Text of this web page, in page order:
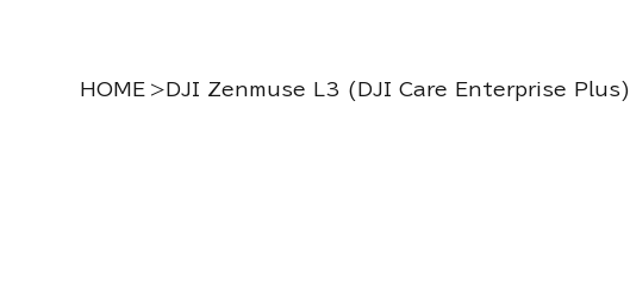
HOME > DJI Zenmuse L3 (DJI Care Enterprise Plus)